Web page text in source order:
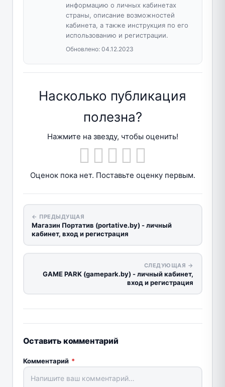
информацию о личных кабинетах
страны, описание возможностей
кабинета, а также инструкция по его
использованию и регистрации.
Обновлено: 04.12.2023
Насколько публикация
полезна?
Нажмите на звезду, чтобы оценить!
Оценок пока нет. Поставьте оценку первым.
← ПРЕДЫДУЩАЯ
Магазин Портатив (portative.by) - личный
кабинет, вход и регистрация
СЛЕДУЮЩАЯ →
GAME PARK (gamepark.by) - личный кабинет,
вход и регистрация
Оставить комментарий
Комментарий *